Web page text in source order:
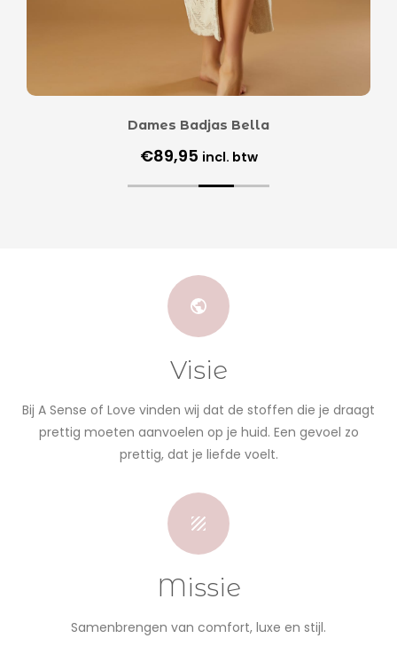
Dames Badjas Bella
€89,95 incl. btw
Visie
Bij A Sense of Love vinden wij dat de stoffen die je draagt
prettig moeten aanvoelen op je huid. Een gevoel zo
prettig, dat je liefde voelt.
Missie
Samenbrengen van comfort, luxe en stijl.